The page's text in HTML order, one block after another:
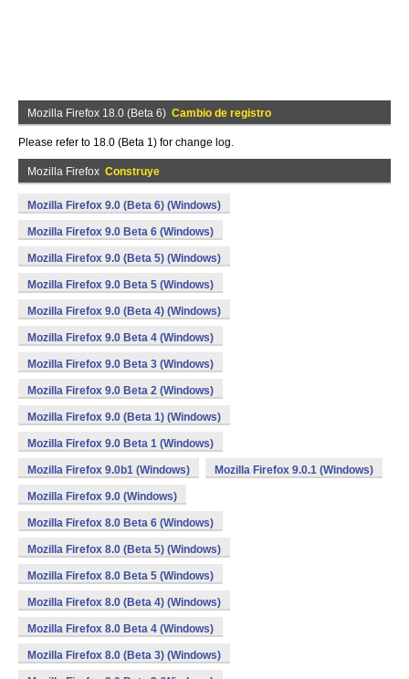
Mozilla Firefox 18.0 (Beta 6) Cambio de registro
Please refer to 18.0 (Beta 1) for change log.
Mozilla Firefox Construye
Mozilla Firefox 9.0 (Beta 6) (Windows)
Mozilla Firefox 9.0 Beta 6 (Windows)
Mozilla Firefox 9.0 (Beta 5) (Windows)
Mozilla Firefox 9.0 Beta 5 (Windows)
Mozilla Firefox 9.0 (Beta 4) (Windows)
Mozilla Firefox 9.0 Beta 4 (Windows)
Mozilla Firefox 9.0 Beta 3 (Windows)
Mozilla Firefox 9.0 Beta 2 (Windows)
Mozilla Firefox 9.0 (Beta 1) (Windows)
Mozilla Firefox 9.0 Beta 1 (Windows)
Mozilla Firefox 9.0b1 (Windows) Mozilla Firefox 9.0.1 (Windows)
Mozilla Firefox 9.0 (Windows)
Mozilla Firefox 8.0 Beta 6 (Windows)
Mozilla Firefox 8.0 (Beta 5) (Windows)
Mozilla Firefox 8.0 Beta 5 (Windows)
Mozilla Firefox 8.0 (Beta 4) (Windows)
Mozilla Firefox 8.0 Beta 4 (Windows)
Mozilla Firefox 8.0 (Beta 3) (Windows)